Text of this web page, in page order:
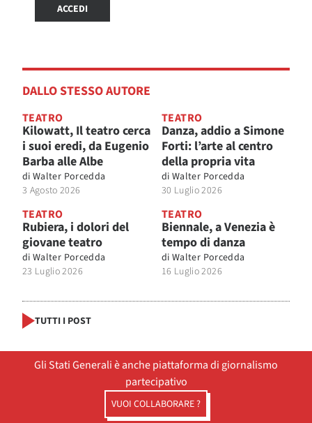
ACCEDI
DALLO STESSO AUTORE
TEATRO
Kilowatt, Il teatro cerca
i suoi eredi, da Eugenio
Barba alle Albe
di Walter Porcedda
3 Agosto 2026
TEATRO
Danza, addio a Simone
Forti: l’arte al centro
della propria vita
di Walter Porcedda
30 Luglio 2026
TEATRO
Rubiera, i dolori del
giovane teatro
di Walter Porcedda
23 Luglio 2026
TEATRO
Biennale, a Venezia è
tempo di danza
di Walter Porcedda
16 Luglio 2026
TUTTI I POST
Gli Stati Generali è anche piattaforma di giornalismo
partecipativo
VUOI COLLABORARE ?